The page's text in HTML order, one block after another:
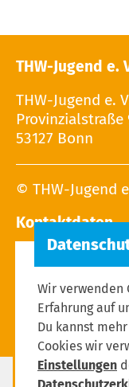
THW-Jugend e.
THW-Jugend e.
Provinzialstraße
53127 Bonn
© THW-Jugend
Kontaktdaten
Tel.: 02 28 / 9
Wir verwenden
Erfahrung auf
Du kannst
Cookies wir
Einstellungen